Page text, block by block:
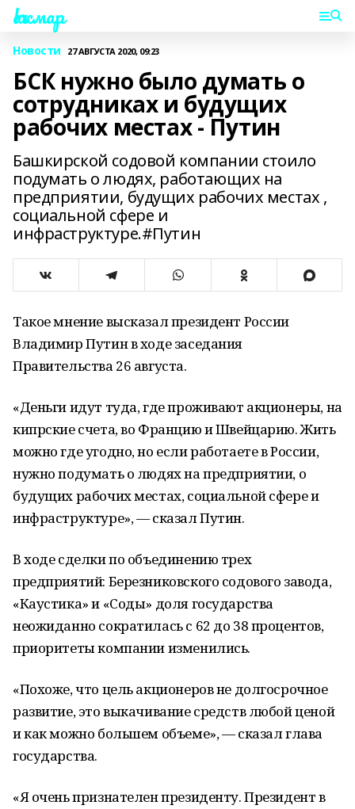
Һаҡмар
Новости 27 АВГУСТА 2020, 09:23
БСК нужно было думать о
сотрудниках и будущих
рабочих местах - Путин
Башкирской содовой компании стоило
подумать о людях, работающих на
предприятии, будущих рабочих местах ,
социальной сфере и
инфраструктуре.#Путин
Такое мнение высказал президент России
Владимир Путин в ходе заседания
Правительства 26 августа.
«Деньги идут туда, где проживают акционеры, на
кипрские счета, во Францию и Швейцарию. Жить
можно где угодно, но если работаете в России,
нужно подумать о людях на предприятии, о
будущих рабочих местах, социальной сфере и
инфраструктуре», — сказал Путин.
В ходе сделки по объединению трех
предприятий: Березниковского содового завода,
«Каустика» и «Соды» доля государства
неожиданно сократилась с 62 до 38 процентов,
приоритеты компании изменились.
«Похоже, что цель акционеров не долгосрочное
развитие, это выкачивание средств любой ценой
и как можно большем объеме», — сказал глава
государства.
«Я очень признателен президенту. Президент в